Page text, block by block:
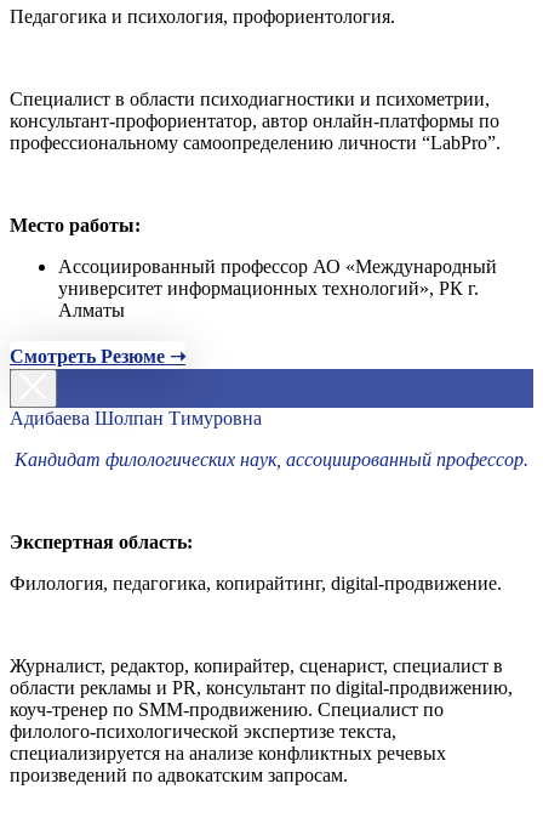
Педагогика и психология, профориентология.
Специалист в области психодиагностики и психометрии,
консультант-профориентатор, автор онлайн-платформы по
профессиональному самоопределению личности “LabPro”.
Место работы:
Ассоциированный профессор АО «Международный
университет информационных технологий», РК г.
Алматы
Смотреть Резюме ➝
Адибаева Шолпан Тимуровна
Кандидат филологических наук, ассоциированный профессор.
Экспертная область:
Филология, педагогика, копирайтинг, digital-продвижение.
Журналист, редактор, копирайтер, сценарист, специалист в
области рекламы и PR, консультант по digital-продвижению,
коуч-тренер по SMM-продвижению. Специалист по
филолого-психологической экспертизе текста,
специализируется на анализе конфликтных речевых
произведений по адвокатским запросам.